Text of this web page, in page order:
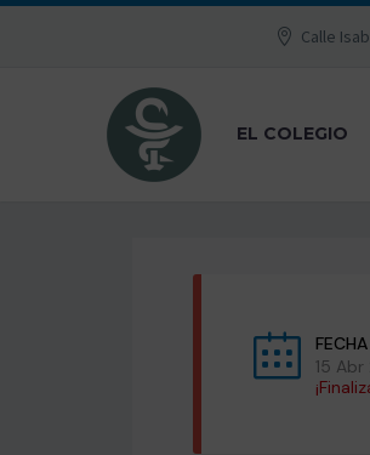
Calle
EL COLEGIO
FECHA
15